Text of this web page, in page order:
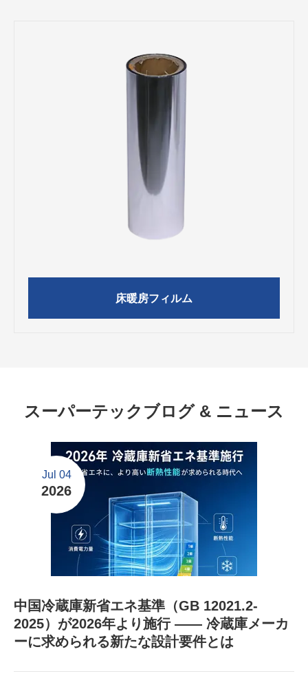
床暖房フィルム
スーパーテックブログ & ニュース
Jul 04
2026
中国冷蔵庫新省エネ基準（GB 12021.2-
2025）が2026年より施行 ―― 冷蔵庫メーカ
ーに求められる新たな設計要件とは